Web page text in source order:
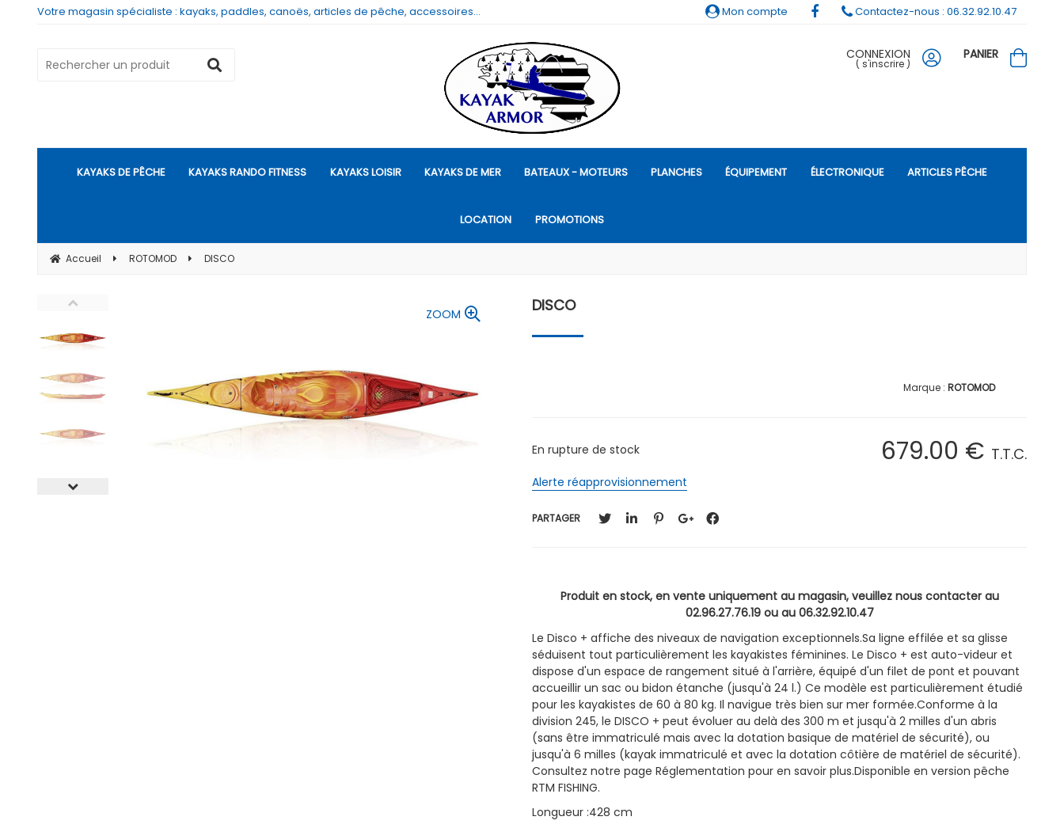
Votre magasin spécialiste : kayaks, paddles, canoës, articles de pêche, accessoires...
CONNEXION
( s'inscrire )
PANIER
KAYAKS DE PÊCHE KAYAKS RANDO FITNESS KAYAKS LOISIR KAYAKS DE MER BATEAUX - MOTEURS PLANCHES ÉQUIPEMENT ÉLECTRONIQUE ARTICLES PÊCHE
LOCATION PROMOTIONS
Accueil ROTOMOD DISCO
ZOOM DISCO
ROTOMOD
679.00 € T.T.C.
En rupture de stock
Alerte réapprovisionnement
PARTAGER
Produit en stock, en vente uniquement au magasin, veuillez nous contacter au
02.96.27.76.19 ou au 06.32.92.10.47
Le Disco + affiche des niveaux de navigation exceptionnels.Sa ligne effilée et sa glisse
séduisent tout particulièrement les kayakistes féminines. Le Disco + est auto-videur et
dispose d'un espace de rangement situé à l'arrière, équipé d'un filet de pont et pouvant
accueillir un sac ou bidon étanche (jusqu'à 24 l.) Ce modèle est particulièrement étudié
pour les kayakistes de 60 à 80 kg. Il navigue très bien sur mer formée.Conforme à la
division 245, le DISCO + peut évoluer au delà des 300 m et jusqu'à 2 milles d'un abris
(sans être immatriculé mais avec la dotation basique de matériel de sécurité), ou
jusqu'à 6 milles (kayak immatriculé et avec la dotation côtière de matériel de sécurité).
Consultez notre page Réglementation pour en savoir plus.Disponible en version pêche
RTM FISHING.
Longueur :428 cm
Mon compte Contactez-nous : 06.32.92.10.47